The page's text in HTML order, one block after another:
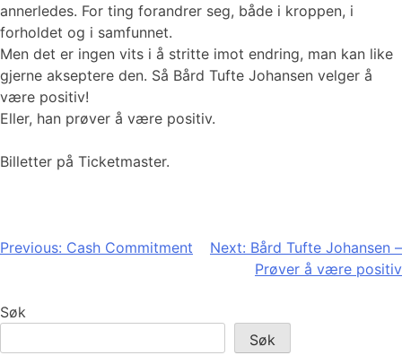
annerledes. For ting forandrer seg, både i kroppen, i
forholdet og i samfunnet.
Men det er ingen vits i å stritte imot endring, man kan like
gjerne akseptere den. Så Bård Tufte Johansen velger å
være positiv!
Eller, han prøver å være positiv.
Billetter på Ticketmaster.
Innleggsnavigasjon
Previous: Cash Commitment Next: Bård Tufte Johansen –
Prøver å være positiv
Søk
Søk